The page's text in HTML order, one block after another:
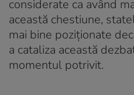
considerate ca având
această chestiune,
mai bine poziționate
a cataliza această
momentul potrivit.